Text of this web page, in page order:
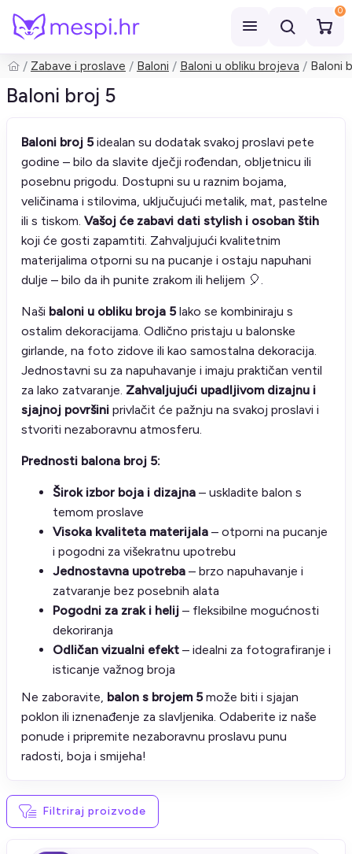
0
Pretraži
Zabave i proslave Baloni Baloni u obliku brojeva Baloni
Baloni broj 5
Baloni broj 5idealan su dodatak svakoj proslavi pete
godine – bilo da slavite dječji rođendan, obljetnicu ili
posebnu prigodu. Dostupni su u raznim bojama,
veličinama i stilovima, uključujući metalik, mat, pastelne
ili s tiskom. Vašoj će zabavi dati stylish i osoban štih
koji će gosti zapamtiti. Zahvaljujući kvalitetnim
materijalima otporni su na pucanje i ostaju napuhani
dulje – bilo da ih punite zrakom ili helijem 🎈.
Naši baloni u obliku broja 5lako se kombiniraju s
ostalim dekoracijama. Odlično pristaju u balonske
girlande, na foto zidove ili kao samostalna dekoracija.
Jednostavni su za napuhavanje i imaju praktičan ventil
za lako zatvaranje. Zahvaljujući upadljivom dizajnu i
sjajnoj površini privlačit će pažnju na svakoj proslavi i
stvoriti nezaboravnu atmosferu.
Prednosti balona broj 5:
Širok izbor boja i dizajna – uskladite balon s
temom proslave
Visoka kvaliteta materijala – otporni na pucanje
i pogodni za višekratnu upotrebu
Jednostavna upotreba – brzo napuhavanje i
zatvaranje bez posebnih alata
Pogodni za zrak i helij – fleksibilne mogućnosti
dekoriranja
Odličan vizualni efekt – idealni za fotografiranje i
isticanje važnog broja
Ne zaboravite, balon s brojem 5može biti i sjajan
poklon ili iznenađenje za slavljenika. Odaberite iz naše
ponude i pripremite nezaboravnu proslavu punu
radosti, boja i smijeha!
Filtriraj proizvode